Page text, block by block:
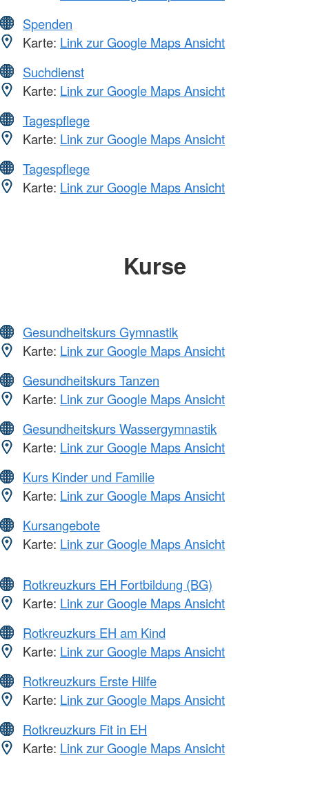
Spenden
Karte: Link zur Google Maps Ansicht
Suchdienst
Karte: Link zur Google Maps Ansicht
Tagespflege
Karte: Link zur Google Maps Ansicht
Tagespflege
Karte: Link zur Google Maps Ansicht
Kurse
Gesundheitskurs Gymnastik
Karte: Link zur Google Maps Ansicht
Gesundheitskurs Tanzen
Karte: Link zur Google Maps Ansicht
Gesundheitskurs Wassergymnastik
Karte: Link zur Google Maps Ansicht
Kurs Kinder und Familie
Karte: Link zur Google Maps Ansicht
Kursangebote
Karte: Link zur Google Maps Ansicht
Rotkreuzkurs EH Fortbildung (BG)
Karte: Link zur Google Maps Ansicht
Rotkreuzkurs EH am Kind
Karte: Link zur Google Maps Ansicht
Rotkreuzkurs Erste Hilfe
Karte: Link zur Google Maps Ansicht
Rotkreuzkurs Fit in EH
Karte: Link zur Google Maps Ansicht